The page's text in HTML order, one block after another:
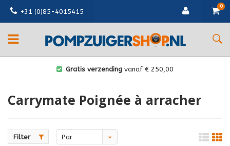
+31 (0)85-4015415
0
Gratis verzending vanaf € 250,00
Carrymate Poignée à arracher
Filter
Par